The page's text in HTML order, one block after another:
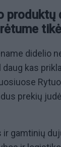
produktų
didelio
kas
prekių
gamtinių